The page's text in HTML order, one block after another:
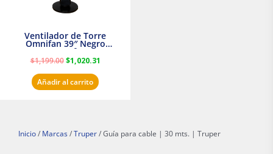
Ventilador de Torre
Omnifan 39″ Negro
Masterfan
$1,199.00 $1,020.31
Añadir al carrito
Inicio / Marcas / Truper / Guía para cable | 30 mts. | Truper